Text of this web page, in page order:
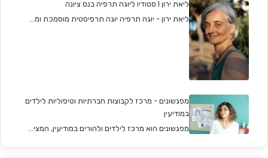
ליאת ירון I סטודיו ליוגה תרפיה בנס ציונה
ליאת ירון - יוגה תרפיה יוגה תרפיסטית מוסמכת ומ...
מפגשונים - מרכז לקבוצות חברתיות וטיפוליות לילדים
במודיעין
מפגשונים הוא מרכז לילדים ולהורים במודיעין, המצי...